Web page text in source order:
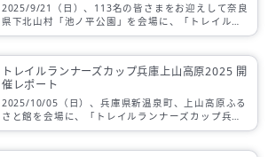
2025/9/21（日）、113名の皆さまをお迎えして奈良
県下北山村「池ノ平公園」を会場に、「トレイルラ
ンナーズカップ下北山村 2025」を開催しました。
トレイルランナーズカップ兵庫上山高原2025 開
催レポート
2025/10/05（日）、兵庫県新温泉町、上山高原ふる
さと館を会場に、「トレイルランナーズカップ兵庫
上山高原2025」を開催しました。